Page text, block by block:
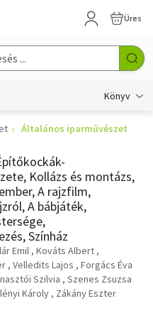
Üres
Könyv
Általános iparművészet
Kollázs és montázs,
A rajzfilm,
A bábjáték,
Színház
Emil Kováts Albert
Velledits Lajos
Forgács Éva
Szilvia
Szenes Zsuzsa
Károly Zákány Eszter